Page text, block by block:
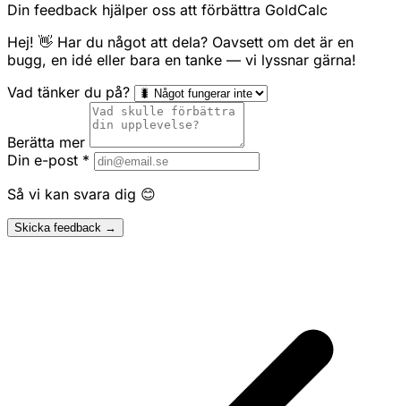
Din feedback hjälper oss att förbättra GoldCalc
Hej! 👋 Har du något att dela? Oavsett om det är en
bugg, en idé eller bara en tanke — vi lyssnar gärna!
Vad tänker du på?
Berätta mer
Din e-post *
Så vi kan svara dig 😊
Skicka feedback →